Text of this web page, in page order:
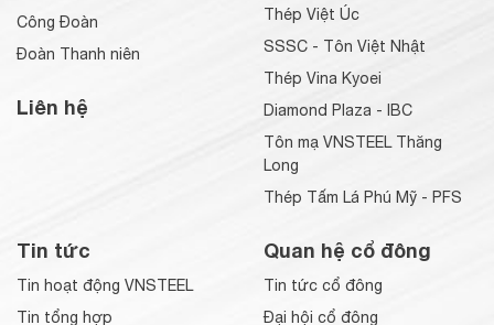
Công Đoàn
Đoàn Thanh niên
Liên hệ
Thép Việt Úc
SSSC - Tôn Việt Nhật
Thép Vina Kyoei
Diamond Plaza - IBC
Tôn mạ VNSTEEL Thăng
Long
Thép Tấm Lá Phú Mỹ - PFS
Tin tức
Tin hoạt động VNSTEEL
Tin tổng hợp
Quan hệ cổ đông
Tin tức cổ đông
Đại hội cổ đông